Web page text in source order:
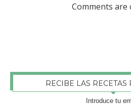
Comments are
RECIBE LAS RECETAS
Introduce tu